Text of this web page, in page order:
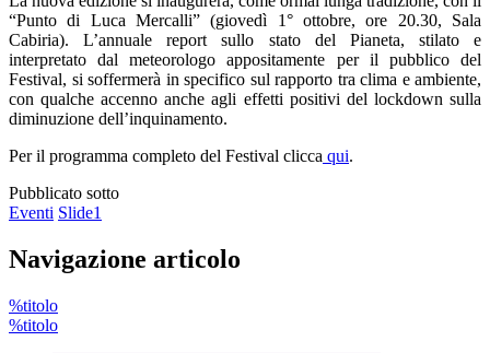
“Punto di Luca Mercalli” (giovedì 1° ottobre, ore 20.30, Sala
Cabiria). L’annuale report sullo stato del Pianeta, stilato e
interpretato dal meteorologo appositamente per il pubblico del
Festival, si soffermerà in specifico sul rapporto tra clima e ambiente,
con qualche accenno anche agli effetti positivi del lockdown sulla
diminuzione dell’inquinamento.
Per il programma completo del Festival clicca qui.
Pubblicato sotto
Eventi Slide1
Navigazione articolo
%titolo
%titolo